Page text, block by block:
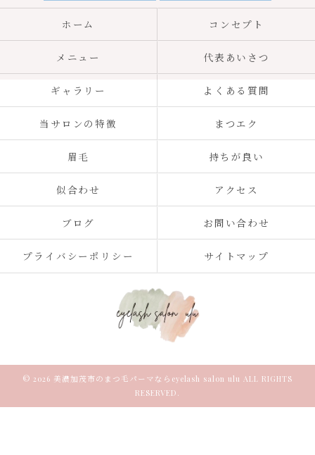
ホーム コンセプト
メニュー 代表あいさつ
ギャラリー よくある質問
当サロンの特徴 まつエク
眉毛 持ちが良い
似合わせ アクセス
ブログ お問い合わせ
プライバシーポリシー サイトマップ
© 2026 美濃加茂市のまつ毛パーマならeyelash salon ulu ALL RIGHTS
RESERVED.